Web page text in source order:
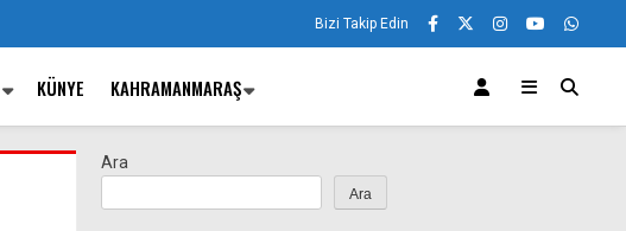
Bizi Takip Edin
KÜNYE KAHRAMANMARAŞ
Ara
Ara